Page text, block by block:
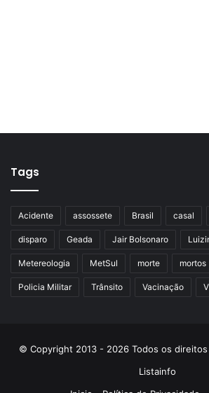
Tags
Acidente assossete Brasil casal
disparo Geada Jair Bolsonaro
Metereologia MetSul morte mortos
Policia Militar Trânsito Vacinação
© Copyright 2013 - 2026 Todos os
Listainfo